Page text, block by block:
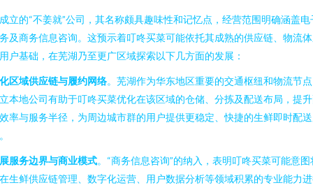
立的“不姜就”公司，其名称颇具趣味性和记忆点，经营范围明确涵盖电
及商务信息咨询。这预示着叮咚买菜可能依托其成熟的供应链、物流
户基础，在芜湖乃至更广区域探索以下几方面的发展：
区域供应链与履约网络。芜湖作为华东地区重要的交通枢纽和物流节
本地公司有助于叮咚买菜优化在该区域的仓储、分拣及配送布局，提
率与服务半径，为周边城市群的用户提供更稳定、快捷的生鲜即时配
服务边界与商业模式。“商务信息咨询”的纳入，表明叮咚买菜可能意图
生鲜供应链管理、数字化运营、用户数据分析等领域积累的专业能力